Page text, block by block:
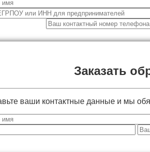
Заказать
ваши контактные данные и мы